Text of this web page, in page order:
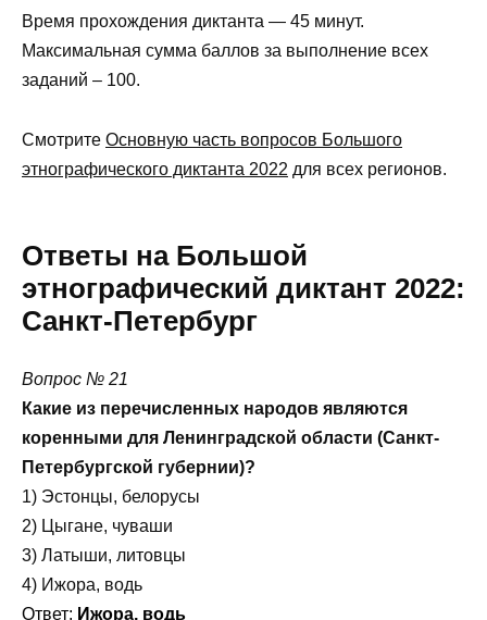
Время прохождения диктанта — 45 минут.
Максимальная сумма баллов за выполнение всех
заданий – 100.
Смотрите Основную часть вопросов Большого
этнографического диктанта 2022 для всех регионов.
Ответы на Большой
этнографический диктант 2022:
Санкт-Петербург
Вопрос № 21
Какие из перечисленных народов являются
коренными для Ленинградской области (Санкт-
Петербургской губернии)?
1) Эстонцы, белорусы
2) Цыгане, чуваши
3) Латыши, литовцы
4) Ижора, водь
Ответ: Ижора, водь